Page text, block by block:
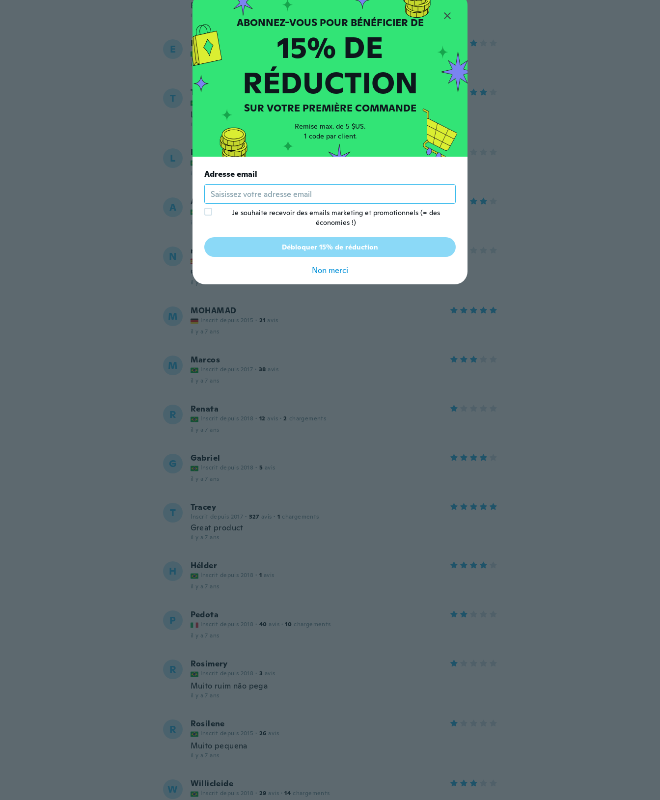
Broke on the first day, played mostly static sounds to begin with
il y a 7 ans
E Ecaterina
Inscrit depuis 2017 35 chargements
il y a 7 ans
T Tatiane
Legal!
il y a 7 ans
L Luana
il y a 7 ans
A Alexandre
Inscrit depuis 2018 · 4 avis · 2 chargements
il y a 7 ans
N notorius
👎👎
il y a 7 ans
M MOHAMAD
Inscrit depuis 2015 · 21 avis
il y a 7 ans
M Marcos
Inscrit depuis 2017 · 38 avis
il y a 7 ans
R Renata
Inscrit depuis 2018 · 12 avis · 2 chargements
il y a 7 ans
G Gabriel
Inscrit depuis 2018 · 5 avis
il y a 7 ans
T Tracey
Inscrit depuis 2017 · 327 avis · 1 chargements
Great product
il y a 7 ans
H Hélder
Inscrit depuis 2018 · 1 avis
il y a 7 ans
P Pedota
Inscrit depuis 2018 · 40 avis · 10 chargements
il y a 7 ans
R Rosimery
Inscrit depuis 2018 · 3 avis
Muito ruim não pega
il y a 7 ans
R Rosilene
Inscrit depuis 2015 · 26 avis
Muito pequena
il y a 7 ans
W Willicleide
Inscrit depuis 2018 · 29 avis · 14 chargements
15% DE
RÉDUCTION
SUR VOTRE PREMIÈRE COMMANDE
Remise max. de 5 $US.
1 code par client.
Adresse email
Je souhaite recevoir des emails marketing et promotionnels (= des
économies !)
Débloquer 15% de réduction
Non merci